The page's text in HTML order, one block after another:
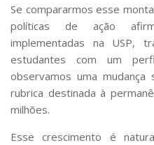
Se compararmos esse
políticas de ação
implementadas na USP,
estudantes com um
observamos uma mudança
rubrica destinada à
milhões.
Esse crescimento é